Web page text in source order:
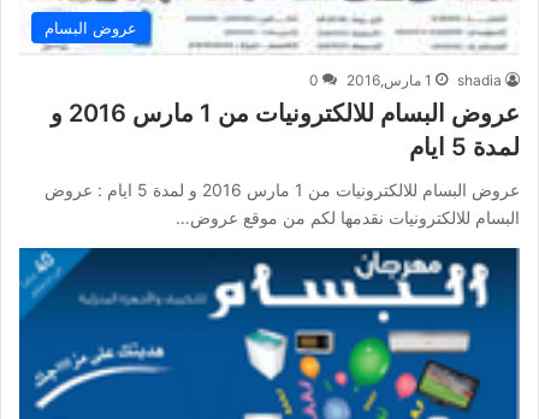
عروض البسام
shadia 1 مارس,2016 0
عروض البسام للالكترونيات من 1 مارس 2016 و
لمدة 5 ايام
عروض البسام للالكترونيات من 1 مارس 2016 و لمدة 5 ايام : عروض
البسام للالكترونيات نقدمها لكم من موقع عروض…